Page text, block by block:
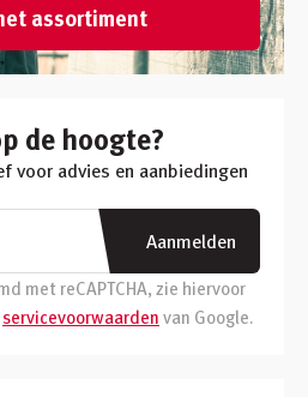
assortiment
de hoogte?
voor advies en aanbiedingen
Aanmelden
met reCAPTCHA, zie hiervoor
servicevoorwaardenvan Google.